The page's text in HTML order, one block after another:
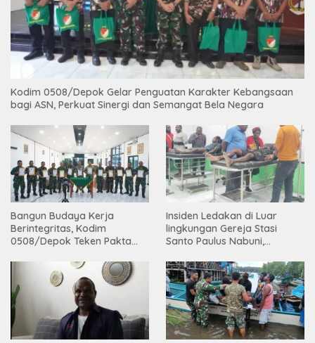
Kodim 0508/Depok Gelar Penguatan Karakter Kebangsaan
bagi ASN, Perkuat Sinergi dan Semangat Bela Negara
Bangun Budaya Kerja
Berintegritas, Kodim
0508/Depok Teken Pakta
Insiden Ledakan di Luar
lingkungan Gereja Stasi
Santo Paulus Nabuni,